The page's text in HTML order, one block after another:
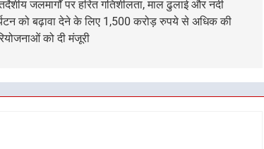
जलमार्गों पर हरित गतिशीलता, माल ढुलाई और नदी
को बढ़ावा देने के लिए 1,500 करोड़ रुपये से अधिक की
को दी मंजूरी